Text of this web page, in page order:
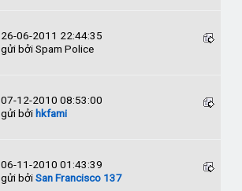
26-06-2011 22:44:35
gửi bởi Spam Police
07-12-2010 08:53:00
gửi bởi hkfami
06-11-2010 01:43:39
gửi bởiSan Francisco 137